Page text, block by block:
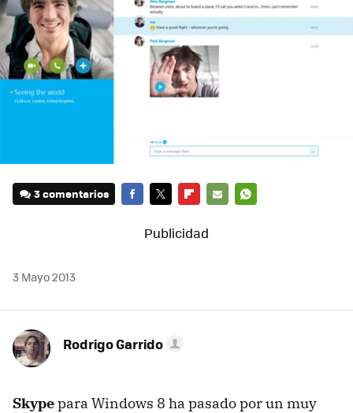
3 comentarios
MAIL
3 Mayo 2013
Rodrigo Garrido
Skypepara Windows 8 ha pasado por un muy